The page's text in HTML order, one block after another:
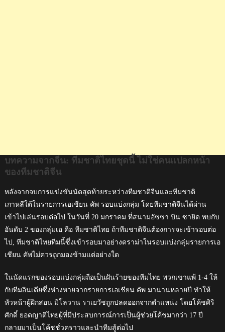
บทความจากจีน: ทีมชาติไทยชุดนี้ ไม่ใช่คนแปลกหน้า
ของทีมชาติจีน
หลังจากจบการแข่งขันนัดสุดท้ายระหว่างทีมชาติจีนและทีมชาติ
เกาหลีใต้ในรายการเอเชียน คัพ รอบแบ่งกลุ่ม โดยทีมชาติจีนได้ผ่าน
เข้าไปเล่นรอบต่อไป ในวันที่ 20 มกราคม ที่สนามอัซซา บิน ซายิด พบกับ
อันดับ 2 ของกลุ่มเอ คือ ทีมชาติไทย ถ้าทีมชาติจีนต้องการจะเข้ารอบต่อ
ไป, ทีมชาติไทยทีมนี้ซึ่งเข้ารอบมาอย่างดราม่าในรอบแบ่งกลุ่มรายการเอ
เชียน คัพไม่ควรถูกมองข้ามแต่อย่างใด
ในนัดแรกของรอบแบ่งกลุ่มถือเป็นฝันร้ายของทีมไทย พวกเขาแพ้ 1-4 ให้
กับทีมอินเดียซึ่งห่างหายจากรายการเอเชียน คัพ มานานหลายปี ทำให้
หัวหน้าผู้ฝึกสอน มิโลวาน ราเยวัชถูกปลดออกจากตำแหน่ง โดยโค้ชศิริ
ศักดิ์ ยอดญาติไทยผู้ที่มีประสบการณ์การเป็นผู้ช่วยโค้ชมากว่า 17 ปี
กลายมาเป็นโค้ชชั่วคราวและนำทีมสู้ต่อไป